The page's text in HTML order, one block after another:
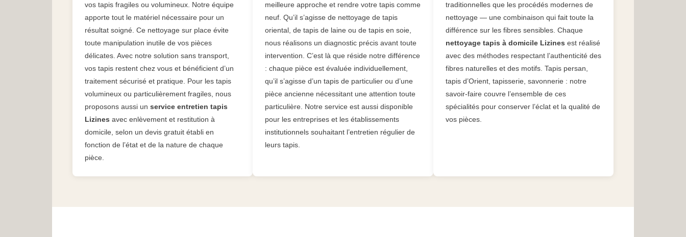
vos tapis fragiles ou volumineux. Notre équipe
apporte tout le matériel nécessaire pour un
résultat soigné. Ce nettoyage sur place évite
toute manipulation inutile de vos pièces
délicates. Avec notre solution sans transport,
vos tapis restent chez vous et bénéficient d’un
traitement sécurisé et pratique. Pour les tapis
volumineux ou particulièrement fragiles, nous
proposons aussi un service entretien tapis
Lizines avec enlèvement et restitution à
domicile, selon un devis gratuit établi en
fonction de l’état et de la nature de chaque
pièce.
meilleure approche et rendre votre tapis comme
neuf. Qu’il s’agisse de nettoyage de tapis
oriental, de tapis de laine ou de tapis en soie,
nous réalisons un diagnostic précis avant toute
intervention. C’est là que réside notre différence
: chaque pièce est évaluée individuellement,
qu’il s’agisse d’un tapis de particulier ou d’une
pièce ancienne nécessitant une attention toute
particulière. Notre service est aussi disponible
pour les entreprises et les établissements
institutionnels souhaitant l’entretien régulier de
leurs tapis.
traditionnelles que les procédés modernes de
nettoyage — une combinaison qui fait toute la
différence sur les fibres sensibles. Chaque
nettoyage tapis à domicile Lizines est réalisé
avec des méthodes respectant l’authenticité des
fibres naturelles et des motifs. Tapis persan,
tapis d’Orient, tapisserie, savonnerie : notre
savoir-faire couvre l’ensemble de ces
spécialités pour conserver l’éclat et la qualité de
vos pièces.